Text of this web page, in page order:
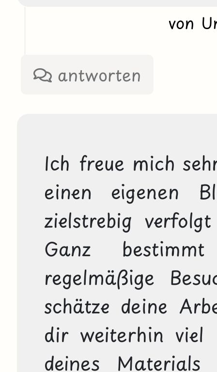
von
antworten
Ich freue mich
einen eigenen
zielstrebig
Ganz
regelmäßige
schätze deine
dir weiterhin viel
deines